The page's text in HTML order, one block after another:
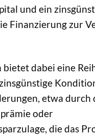
und ein
Finanzierung zur
bietet dabei eine
etwa durch
oder
die das